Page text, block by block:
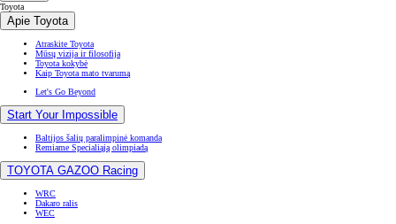
Toyota
Apie Toyota
Atraskite Toyota
Mūsų vizija ir filosofija
Toyota kokybė
Kaip Toyota mato tvarumą
Let's Go Beyond
Start Your Impossible
Baltijos šalių paralimpinė komanda
Remiame Specialiąją olimpiadą
TOYOTA GAZOO Racing
WRC
Dakaro ralis
WEC